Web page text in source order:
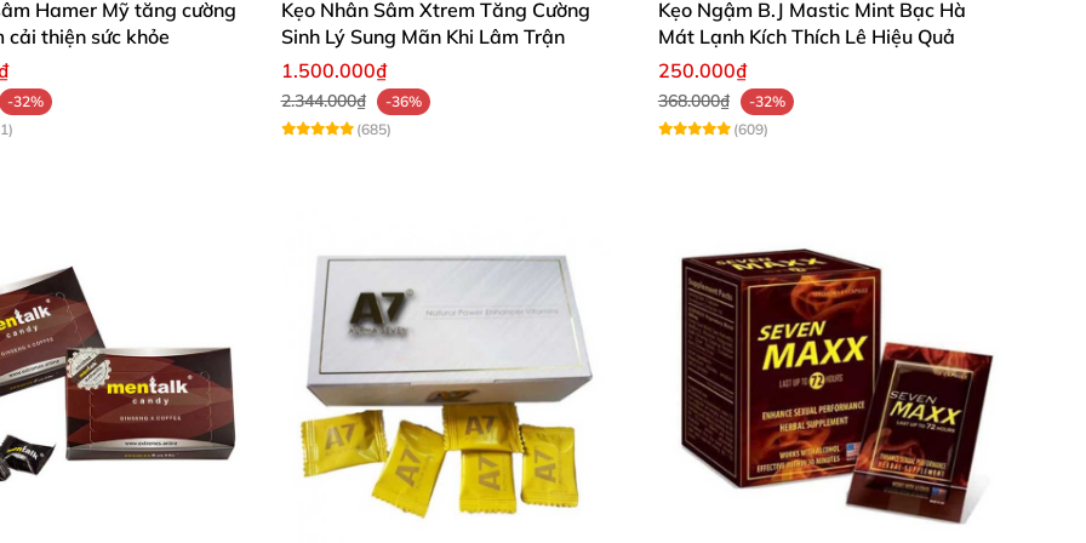
cho sức khỏe và đời sống tình dục
Cứng V8 (V800):
Hamer Mỹ tăng cường
cải thiện sức khỏe
-32%
Kẹo Nhân Sâm Xtrem Tăng Cường
Sinh Lý Sung Mãn Khi Lâm Trận
1.500.000₫
2.344.000₫
-36%
(685)
Kẹo Ngậm B.J Mastic Mint Bạc Hà
Mát Lạnh Kích Thích Lê Hiệu Quả
250.000₫
368.000₫
-32%
(609)